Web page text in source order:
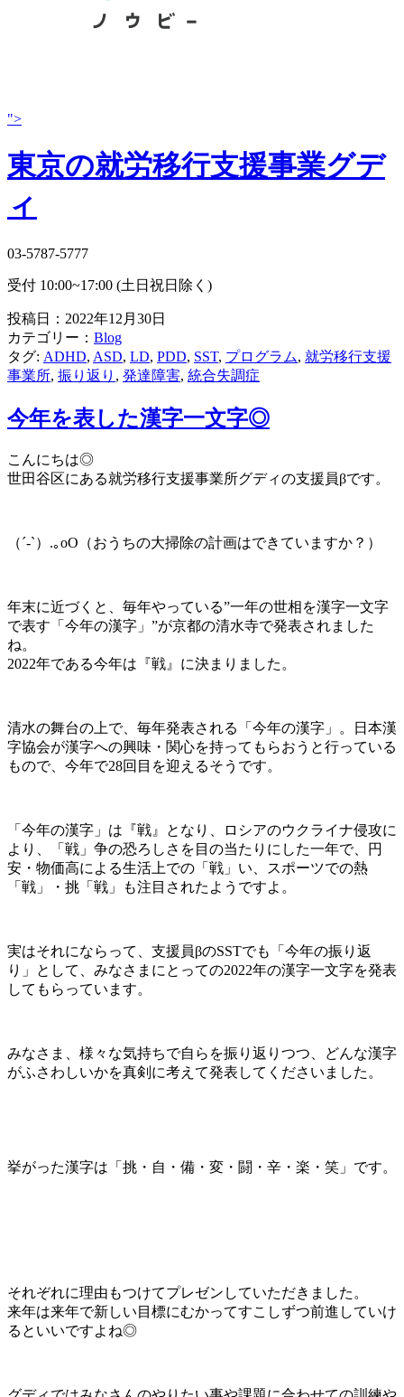
">
東京の就労移行支援事業グデ
ィ
03-5787-5777
受付 10:00~17:00 (土日祝日除く)
ブ
ロ
グ
投稿日：2022年12月30日
カテゴリー： Blog
タグ: ADHD, ASD, LD, PDD, SST, プログラム, 就労移行支援
事業所, 振り返り , 発達障害, 統合失調症
今年を表した漢字一文字◎
こんにちは◎
世田谷区にある就労移行支援事業所グディの支援員βです。
（´-`）.｡oO（おうちの大掃除の計画はできていますか？）
年末に近づくと、毎年やっている”一年の世相を漢字一文字
で表す「今年の漢字」”が京都の清水寺で発表されました
ね。
2022年である今年は『戦』に決まりました。
清水の舞台の上で、毎年発表される「今年の漢字」。日本漢
字協会が漢字への興味・関心を持ってもらおうと行っている
もので、今年で28回目を迎えるそうです。
「今年の漢字」は『戦』となり、ロシアのウクライナ侵攻に
より、「戦」争の恐ろしさを目の当たりにした一年で、円
安・物価高による生活上での「戦」い、スポーツでの熱
「戦」・挑「戦」も注目されたようですよ。
実はそれにならって、支援員βのSSTでも「今年の振り返
り」として、みなさまにとっての2022年の漢字一文字を発表
してもらっています。
みなさま、様々な気持ちで自らを振り返りつつ、どんな漢字
がふさわしいかを真剣に考えて発表してくださいました。
挙がった漢字は「挑・自・備・変・闘・辛・楽・笑」です。
それぞれに理由もつけてプレゼンしていただきました。
来年は来年で新しい目標にむかってすこしずつ前進していけ
るといいですよね◎